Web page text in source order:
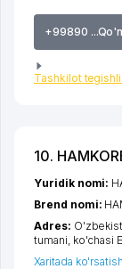
+99890
Tashkilot
10.
Yuridik nomi:
Brend nomi:
Adres:
tumani ko'chasi
Xaritada ko'rsatish